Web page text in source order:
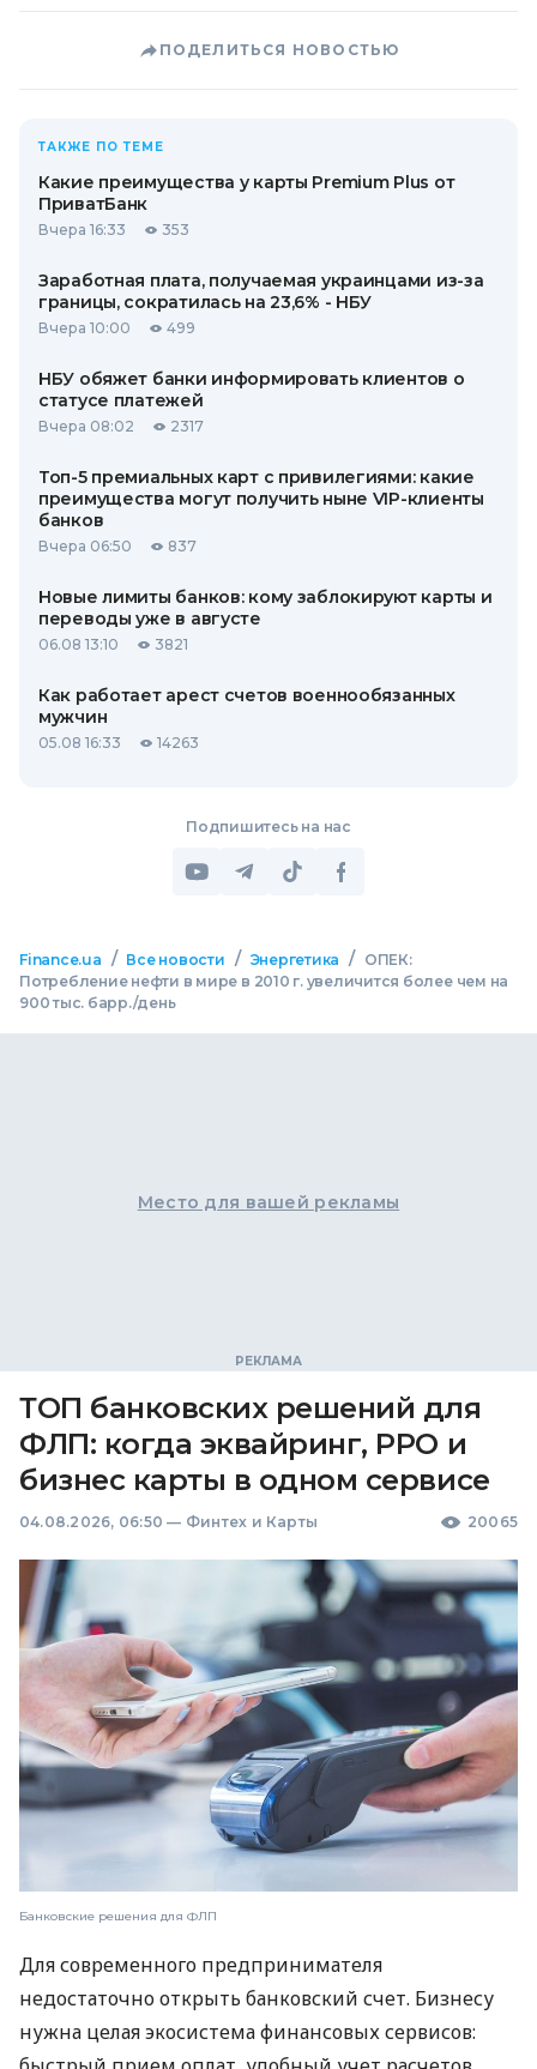
ПОДЕЛИТЬСЯ НОВОСТЬЮ
ТАКЖЕ ПО ТЕМЕ
Какие преимущества у карты Premium Plus от
ПриватБанк
Вчера 16:33 353
Заработная плата, получаемая украинцами из-за
границы, сократилась на 23,6% - НБУ
Вчера 10:00 499
НБУ обяжет банки информировать клиентов о
статусе платежей
Вчера 08:02 2317
Топ-5 премиальных карт с привилегиями: какие
преимущества могут получить ныне VIP-клиенты
банков
Вчера 06:50 837
Новые лимиты банков: кому заблокируют карты и
переводы уже в августе
06.08 13:10 3821
Как работает арест счетов военнообязанных
мужчин
05.08 16:33 14263
Подпишитесь на нас
Finance.ua / Все новости / Энергетика /
ОПЕК:
Потребление нефти в мире в 2010 г. увеличится более чем на
900 тыс. барр./день
Место для вашей рекламы
ТОП банковских решений для
ФЛП: когда эквайринг, РРО и
бизнес карты в одном сервисе
04.08.2026, 06:50 — Финтех и Карты 20065
Банковские решения для ФЛП
Для современного предпринимателя
недостаточно открыть банковский счет. Бизнесу
нужна целая экосистема финансовых сервисов: